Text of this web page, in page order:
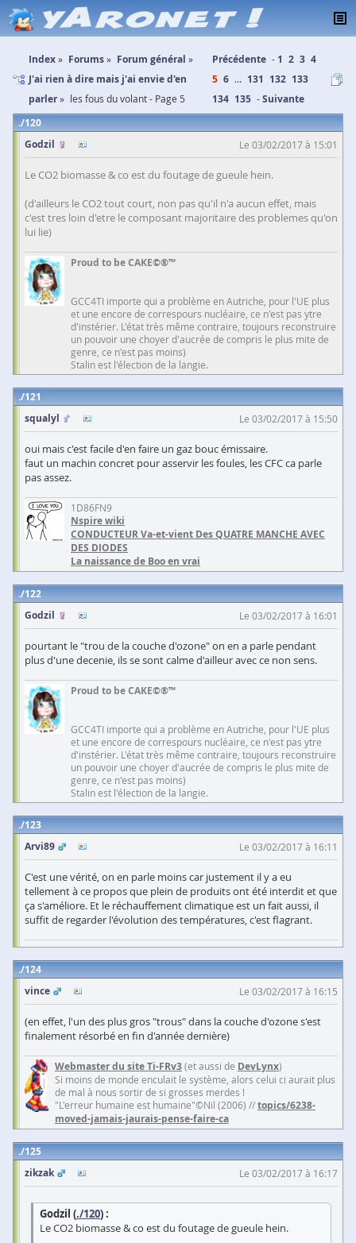
Index Forums
Forum général
J'ai rien à dire mais j'ai envie d'en
parler
les fous du volant - Page 5
Précédente 1 2 3 4
5 6 ... 131 132 133
134 135
Suivante
120
Godzil
Le 03/02/2017 à 15:01
Le CO2 biomasse & co est du foutage de gueule hein.
(d'ailleurs le CO2 tout court, non pas qu'il n'a aucun effet, mais
c'est tres loin d'etre le composant majoritaire des problemes qu'on
lui lie)
Proud to be CAKE©®™
GCC4TI importe qui a problème en Autriche, pour l'UE plus
et une encore de correspours nucléaire, ce n'est pas ytre
d'instérier. L'état très même contraire, toujours reconstruire
un pouvoir une choyer d'aucrée de compris le plus mite de
genre, ce n'est pas moins)
Stalin est l'élection de la langie.
121
squalyl
Le 03/02/2017 à 15:50
oui mais c'est facile d'en faire un gaz bouc émissaire.
faut un machin concret pour asservir les foules, les CFC ca parle
pas assez.
1D86FN9
Nspire wiki
CONDUCTEUR Va-et-vient Des QUATRE MANCHE AVEC
DES DIODES
La naissance de Boo en vrai
122
Godzil
Le 03/02/2017 à 16:01
pourtant le "trou de la couche d'ozone" on en a parle pendant
plus d'une decenie, ils se sont calme d'ailleur avec ce non sens.
Proud to be CAKE©®™
GCC4TI importe qui a problème en Autriche, pour l'UE plus
et une encore de correspours nucléaire, ce n'est pas ytre
d'instérier. L'état très même contraire, toujours reconstruire
un pouvoir une choyer d'aucrée de compris le plus mite de
genre, ce n'est pas moins)
Stalin est l'élection de la langie.
123
Arvi89
Le 03/02/2017 à 16:11
C'est une vérité, on en parle moins car justement il y a eu
tellement à ce propos que plein de produits ont été interdit et que
ça s'améliore. Et le réchauffement climatique est un fait aussi, il
suffit de regarder l'évolution des températures, c'est flagrant.
124
vince
Le 03/02/2017 à 16:15
(en effet, l'un des plus gros "trous" dans la couche d'ozone s'est
finalement résorbé en fin d'année dernière)
Webmaster du site Ti-FRv3(et aussi de DevLynx)
Si moins de monde enculait le système, alors celui ci aurait plus
de mal à nous sortir de si grosses merdes !
"L'erreur humaine est humaine"©Nil (2006) //topics/6238-
moved-jamais-jaurais-pense-faire-ca
125
zikzak
Le 03/02/2017 à 16:17
Godzil (./120) :
Le CO2 biomasse & co est du foutage de gueule hein.